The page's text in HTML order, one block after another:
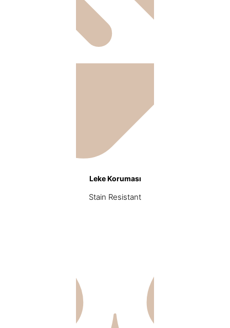
Leke Koruması
Stain Resistant